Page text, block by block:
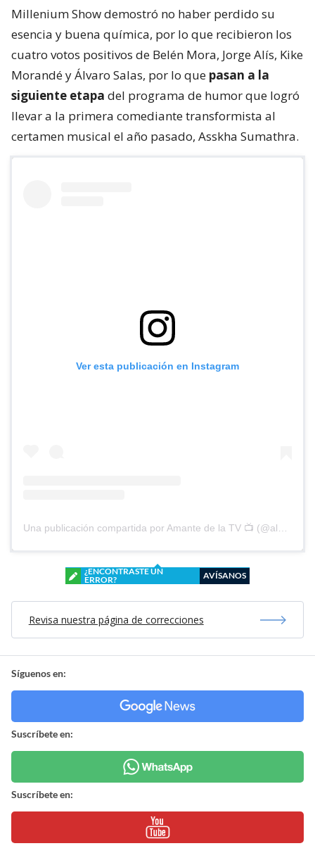
Millenium Show demostró no haber perdido su
esencia y buena química, por lo que recibieron los
cuatro votos positivos de Belén Mora, Jorge Alís, Kike
Morandé y Álvaro Salas, por lo que pasan a la
siguiente etapa del programa de humor que logró
llevar a la primera comediante transformista al
certamen musical el año pasado, Asskha Sumathra.
Ver esta publicación en Instagram
Una publicación compartida por Amante de la TV 📺 (@alguien_te_observa)
¿ENCONTRASTE UN
ERROR?
AVÍSANOS
Revisa nuestra página de correcciones
Síguenos en:
Suscríbete en:
Suscríbete en: